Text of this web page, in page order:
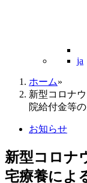
ja
ホーム»
新型コロナ
院給付金等
お知らせ
新型コロナ
宅療養によ